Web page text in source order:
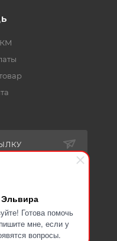
Эльвира
Готова помочь
мне, если у
вопросы.
17
plast.ru